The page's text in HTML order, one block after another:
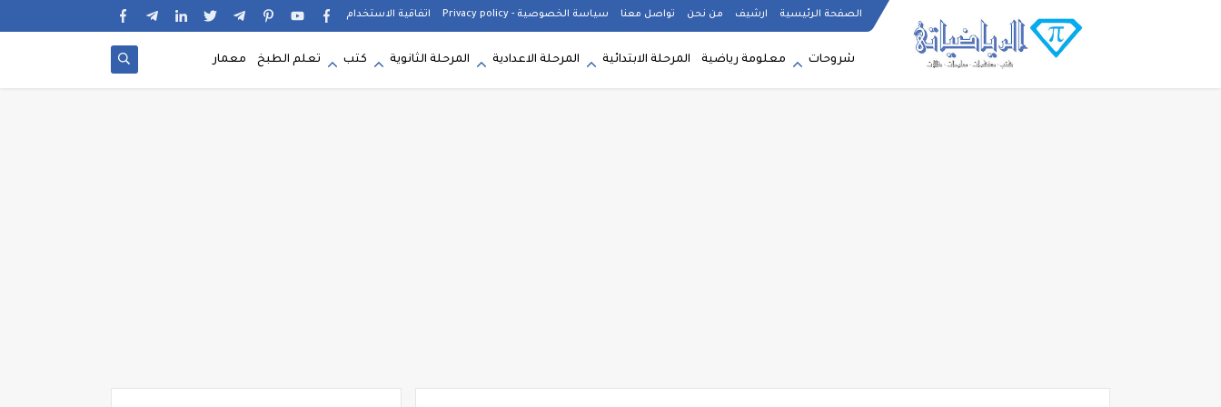
الصفحة الرئيسية ارشيف من نحن تواصل معنا سياسة الخصوصية - Privacy policy اتفاقية الاستخدام
شروحات معلومة رياضية المرحلة الابتدائية المرحلة الاعدادية المرحلة الثانوية كتب تعلم الطبخ معمار